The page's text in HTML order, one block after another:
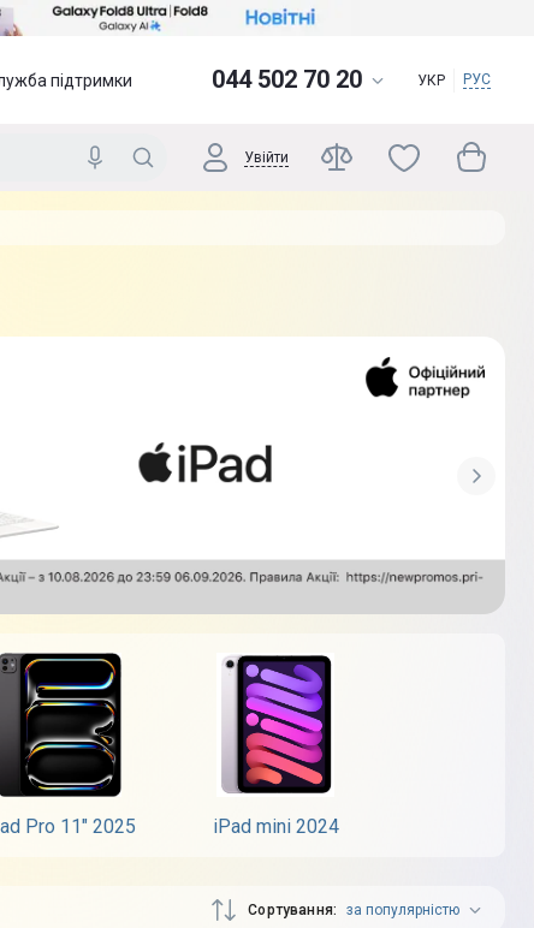
підтримки 044 502 70 20 УКР РУС
Увійти
Pro 11" 2025 iPad mini 2024
Сортування за популярністю